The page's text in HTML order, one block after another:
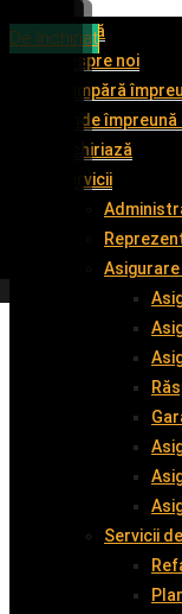
Acasă
Despre noi
Cumpără
Vinde
Închiriază
Servicii
Asigurare
Servicii
De vânzare
De vânzare
De vânzare
De închiriat